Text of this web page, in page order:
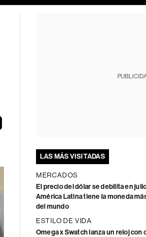
LAS MÁS VISITADAS
MERCADOS
El precio del dólar se debilita en
América Latina tiene la moneda
del mundo
ESTILO DE VIDA
Omega x Swatch lanza un reloj con